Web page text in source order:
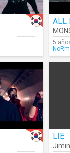
ALL
5
LIE